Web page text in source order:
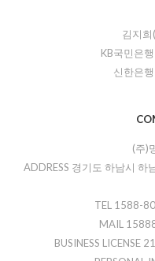
김지
KB국민은
신한은
(주)
ADDRESS 경기도 하남시
TEL 1588-
MAIL
BUSINESS LICENSE